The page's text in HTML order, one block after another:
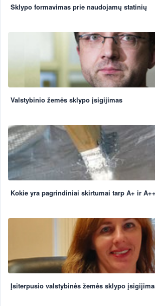
Sklypo formavimas prie naudojamų statinių
Valstybinio žemės sklypo įsigijimas
Kokie yra pagrindiniai skirtumai tarp A+ ir
Įsiterpusio valstybinės žemės sklypo